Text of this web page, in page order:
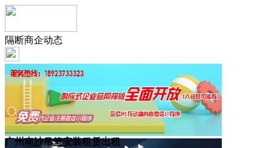
隔断商企动态
广州南沙吊篮安装租赁出租